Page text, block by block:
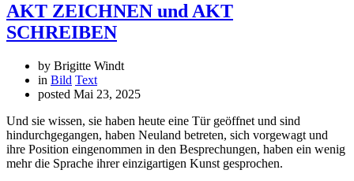
AKT ZEICHNEN und AKT
SCHREIBEN
by Brigitte Windt
in Bild Text
posted Mai 23, 2025
Und sie wissen, sie haben heute eine Tür geöffnet und sind
hindurchgegangen, haben Neuland betreten, sich vorgewagt und
ihre Position eingenommen in den Besprechungen, haben ein wenig
mehr die Sprache ihrer einzigartigen Kunst gesprochen.